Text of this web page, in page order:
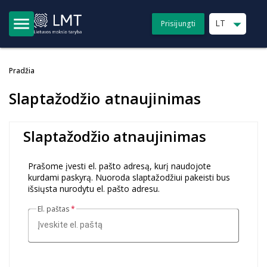
menu Prisijungti LT arrow_drop_down
Pradžia
Slaptažodžio atnaujinimas
Slaptažodžio atnaujinimas
Prašome įvesti el. pašto adresą, kurį naudojote
kurdami paskyrą. Nuoroda slaptažodžiui pakeisti bus
išsiųsta nurodytu el. pašto adresu.
El. paštas